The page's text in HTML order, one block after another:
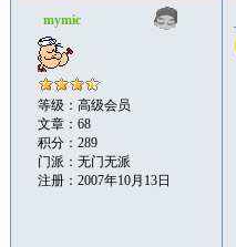
mymic
等级：高级会员
文章：68
积分：289
门派：无门无派
注册：2007年10月13日